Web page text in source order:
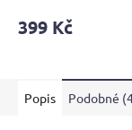
399 Kč
Popis Podobné